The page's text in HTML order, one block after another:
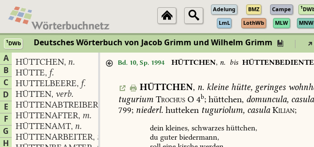
Adelung BMZ Campe 1
LmL
LothWb MLW
1DWb Deutsches Wörterbuch von Jacob Grimm und Wilhelm Grimm
A
B
C
D
E
F
G
H
HÜTTCHEN, n.
HÜTTE, f.
HUTTELBEERE, f.
HÜTTEN, verb.
HÜTTENABTREIBER
HÜTTENAFTER, m.
HÜTTENAMT, n.
HÜTTENARBEITER, m.
Bd. 10, Sp. 1994 HÜTTCHEN, n. bis
HÜTTCHEN, n. kleinehütte,geringes
tugurium Trochus O 4b; hüttchen, domuncula, casula
799; niederl. hutteken tuguriolum, casula Kilian;
dein kleines, schwarzes hüttchen,
du guter biedermann,